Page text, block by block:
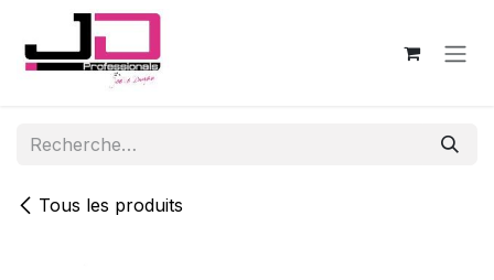
Se rendre au contenu
Tous les produits